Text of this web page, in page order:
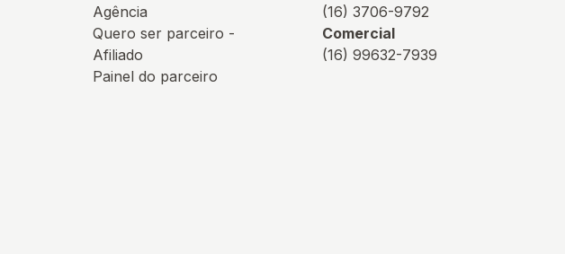
Agência
Quero ser parceiro -
Afiliado
Painel do parceiro
(16) 3706-9792
Comercial
(16) 99632-7939